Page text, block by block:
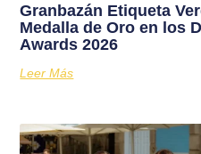
Granbazán Etiqueta
Medalla de Oro en los
Awards 2026
Leer Más